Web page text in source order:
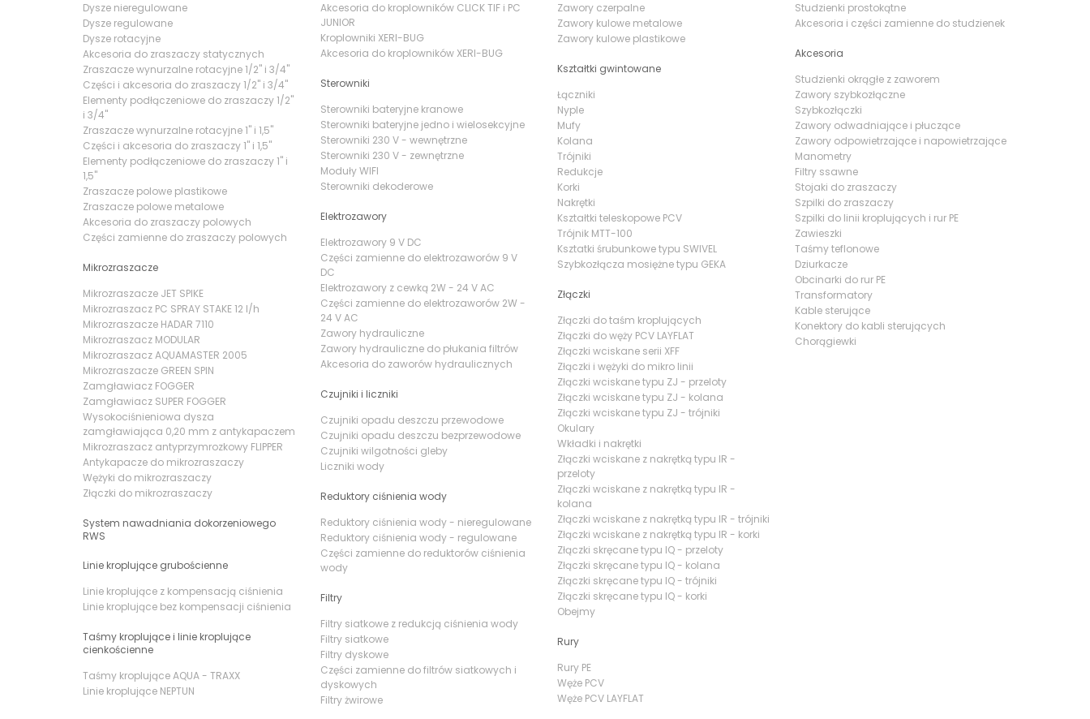
Dysze nieregulowane
Dysze regulowane
Dysze rotacyjne
Akcesoria do zraszaczy statycznych
Zraszacze wynurzalne rotacyjne 1/2" i 3/4"
Części i akcesoria do zraszaczy 1/2" i 3/4"
Elementy podłączeniowe do zraszaczy 1/2"
i 3/4"
Zraszacze wynurzalne rotacyjne 1" i 1,5"
Części i akcesoria do zraszaczy 1" i 1,5"
Elementy podłączeniowe do zraszaczy 1" i
1,5"
Zraszacze polowe plastikowe
Zraszacze polowe metalowe
Akcesoria do zraszaczy polowych
Części zamienne do zraszaczy polowych
Mikrozraszacze
Mikrozraszacze JET SPIKE
Mikrozraszacz PC SPRAY STAKE 12 l/h
Mikrozraszacze HADAR 7110
Mikrozraszacz MODULAR
Mikrozraszacz AQUAMASTER 2005
Mikrozraszacze GREEN SPIN
Zamgławiacz FOGGER
Zamgławiacz SUPER FOGGER
Wysokociśnieniowa dysza
zamgławiająca 0,20 mm z antykapaczem
Mikrozraszacz antyprzymrozkowy FLIPPER
Antykapacze do mikrozraszaczy
Wężyki do mikrozraszaczy
Złączki do mikrozraszaczy
System nawadniania dokorzeniowego
RWS
Linie kroplujące grubościenne
Linie kroplujące z kompensacją ciśnienia
Linie kroplujące bez kompensacji ciśnienia
Taśmy kroplujące i linie kroplujące
cienkościenne
Taśmy kroplujące AQUA - TRAXX
Linie kroplujące NEPTUN
Akcesoria do kroplowników CLICK TIF i PC
JUNIOR
Kroplowniki XERI-BUG
Akcesoria do kroplowników XERI-BUG
Sterowniki
Sterowniki bateryjne kranowe
Sterowniki bateryjne jedno i wielosekcyjne
Sterowniki 230 V - wewnętrzne
Sterowniki 230 V - zewnętrzne
Moduły WIFI
Sterowniki dekoderowe
Elektrozawory
Elektrozawory 9 V DC
Części zamienne do elektrozaworów 9 V
DC
Elektrozawory z cewką 2W - 24 V AC
Części zamienne do elektrozaworów 2W -
24 V AC
Zawory hydrauliczne
Zawory hydrauliczne do płukania filtrów
Akcesoria do zaworów hydraulicznych
Czujniki i liczniki
Czujniki opadu deszczu przewodowe
Czujniki opadu deszczu bezprzewodowe
Czujniki wilgotności gleby
Liczniki wody
Reduktory ciśnienia wody
Reduktory ciśnienia wody - nieregulowane
Reduktory ciśnienia wody - regulowane
Części zamienne do reduktorów ciśnienia
wody
Filtry
Filtry siatkowe z redukcją ciśnienia wody
Filtry siatkowe
Filtry dyskowe
Części zamienne do filtrów siatkowych i
dyskowych
Filtry żwirowe
Zawory czerpalne
Zawory kulowe metalowe
Zawory kulowe plastikowe
Kształtki gwintowane
Łączniki
Nyple
Mufy
Kolana
Trójniki
Redukcje
Korki
Nakrętki
Kształtki teleskopowe PCV
Trójnik MTT-100
Ksztatki śrubunkowe typu SWIVEL
Szybkozłącza mosiężne typu GEKA
Złączki
Złączki do taśm kroplujących
Złączki do węży PCV LAYFLAT
Złączki wciskane serii XFF
Złączki i wężyki do mikro linii
Złączki wciskane typu ZJ - przeloty
Złączki wciskane typu ZJ - kolana
Złączki wciskane typu ZJ - trójniki
Okulary
Wkładki i nakrętki
Złączki wciskane z nakrętką typu IR -
przeloty
Złączki wciskane z nakrętką typu IR -
kolana
Złączki wciskane z nakrętką typu IR - trójniki
Złączki wciskane z nakrętką typu IR - korki
Złączki skręcane typu IQ - przeloty
Złączki skręcane typu IQ - kolana
Złączki skręcane typu IQ - trójniki
Złączki skręcane typu IQ - korki
Obejmy
Rury
Rury PE
Węże PCV
Węże PCV LAYFLAT
Studzienki prostokątne
Akcesoria i części zamienne do studzienek
Akcesoria
Studzienki okrągłe z zaworem
Zawory szybkozłączne
Szybkozłączki
Zawory odwadniające i płuczące
Zawory odpowietrzające i napowietrzające
Manometry
Filtry ssawne
Stojaki do zraszaczy
Szpilki do zraszaczy
Szpilki do linii kroplujących i rur PE
Zawieszki
Taśmy teflonowe
Dziurkacze
Obcinarki do rur PE
Transformatory
Kable sterujące
Konektory do kabli sterujących
Chorągiewki